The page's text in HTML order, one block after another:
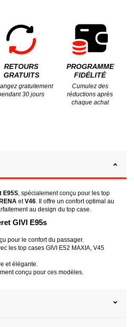
RETOURS
GRATUITS
gratuitement
30 jours
PROGRAMME
FIDÉLITÉ
Cumulez des
réductions après
chaque achat
E95S , spécialement conçu pour les top
etV46 . Il offre un confort optimal au
au design du top case.
GIVI E95s
pour le confort du passager.
les top cases GIVI E52 MAXIA, V45
et élégante.
conçu pour ces modèles.